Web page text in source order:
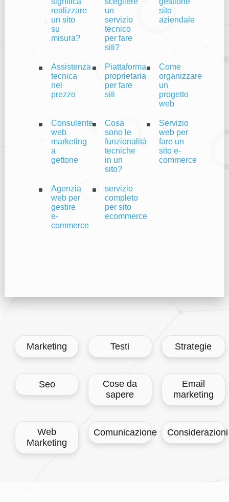
realizzare
un sito
su
misura?
un
servizio
tecnico
per fare
siti?
sito
aziendale
Assistenza
tecnica
nel
prezzo
Piattaforma
proprietaria
per fare
siti
Come
organizzare
un
progetto
web
Consulente
web
marketing
a
gettone
Cosa
sono le
funzionalità
tecniche
in un
sito?
Servizio
web per
fare un
sito e-
commerce
Agenzia
web per
gestire
e-
commerce
servizio
completo
per sito
ecommerce
Marketing Testi Strategie
Seo
Cose da
sapere
Email
marketing
Web
Marketing
Comunicazione Considerazioni